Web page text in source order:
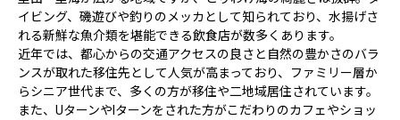
イビング、磯遊びや釣りのメッカとして知られており、水揚げさ
れる新鮮な魚介類を堪能できる飲食店が数多くあります。
近年では、都心からの交通アクセスの良さと自然の豊かさのバラ
ンスが取れた移住先として人気が高まっており、ファミリー層か
らシニア世代まで、多くの方が移住や二地域居住されています。
また、UターンやIターンをされた方がこだわりのカフェやショッ